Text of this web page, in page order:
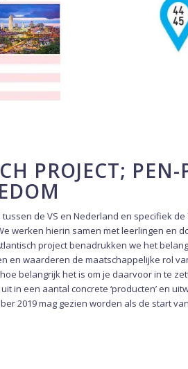
PROJECT;
de VS en Nederland en specifiek
werken hierin samen met leerlingen en
project benadrukken we het
en waarderen de maatschappelijke rol
belangrijk het is om je daarvoor in te
in een aantal concrete ‘producten’ en
2019 mag gezien worden als de start